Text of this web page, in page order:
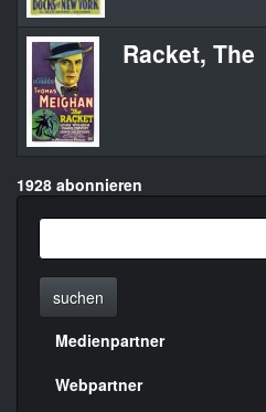
Racket, The
1928 abonnieren
suchen
Menülinks
rechte
Medienpartner
Webpartner